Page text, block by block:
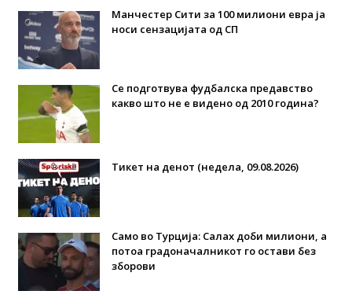
Манчестер Сити за 100 милиони евра ја
носи сензацијата од СП
Се подготвува фудбалска предавство
какво што не е видено од 2010 година?
Тикет на денот (недела, 09.08.2026)
Само во Турција: Салах доби милиони, а
потоа градоначалникот го остави без
зборови